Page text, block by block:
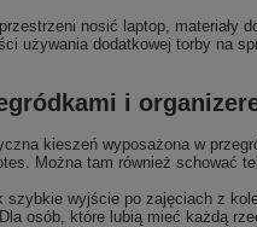
nosić laptop,
używania dodatkowej torby na
i
kieszeń wyposażona w
Można tam również schować
wyjście po zajęciach z
osób, które lubią mieć każdą